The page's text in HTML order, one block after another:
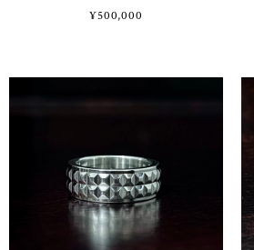
Gold | ヴィンテージ エルメス
サングルドゥ リング シルバー
¥500,000